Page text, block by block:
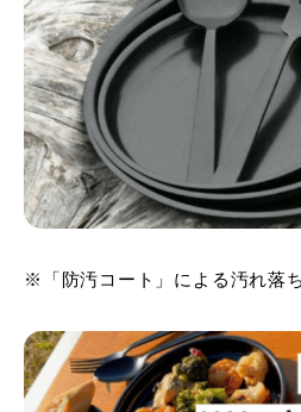
※「防汚コート」による汚れ落